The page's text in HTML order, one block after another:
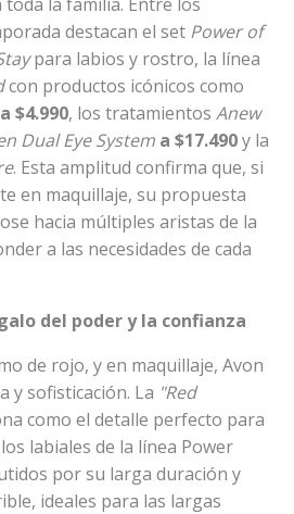
destacan el set Power of
para labios y rostro, la línea
con productos icónicos como
a $4.990, los tratamientos Anew
Dual Eye System a $17.490y la
. Esta amplitud confirma que, si
en maquillaje, su propuesta
hacia múltiples aristas de la
a las necesidades de cada
del poder y la confianza
de rojo, y en maquillaje, Avon
y sofisticación. La "Red
como el detalle perfecto para
labiales de la línea Power
por su larga duración y
ideales para las largas